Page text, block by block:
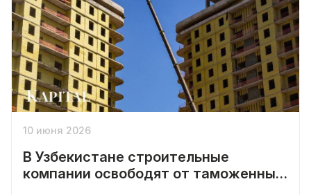
10 июня 2026
В Узбекистане строительные
компании освободят от таможенных